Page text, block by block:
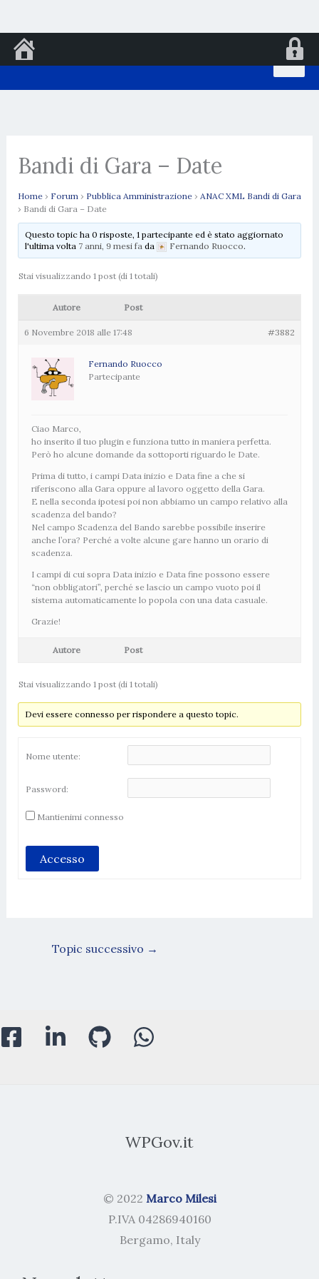
al
Bandi di Gara – Date
Home › Forum › Pubblica Amministrazione › ANAC XML Bandi di Gara
› Bandi di Gara – Date
Questo topic ha 0 risposte, 1 partecipante ed è stato aggiornato
l'ultima volta 7 anni, 9 mesi fada Fernando Ruocco.
Stai visualizzando 1 post (di 1 totali)
Autore Post
6 Novembre 2018 alle 17:48 #3882
Fernando Ruocco
Partecipante
Ciao Marco,
ho inserito il tuo plugin e funziona tutto in maniera perfetta.
Però ho alcune domande da sottoporti riguardo le Date.
Prima di tutto, i campi Data inizio e Data fine a che si
riferiscono alla Gara oppure al lavoro oggetto della Gara.
E nella seconda ipotesi poi non abbiamo un campo relativo alla
scadenza del bando?
Nel campo Scadenza del Bando sarebbe possibile inserire
anche l’ora? Perché a volte alcune gare hanno un orario di
scadenza.
I campi di cui sopra Data inizio e Data fine possono essere
“non obbligatori”, perché se lascio un campo vuoto poi il
sistema automaticamente lo popola con una data casuale.
Grazie!
Autore Post
Stai visualizzando 1 post (di 1 totali)
Devi essere connesso per rispondere a questo topic.
Nome utente:
Password:
Mantienimi connesso
Accesso
Topic successivo →
WPGov.it
© 2022 Marco Milesi
P.IVA 04286940160
Bergamo, Italy